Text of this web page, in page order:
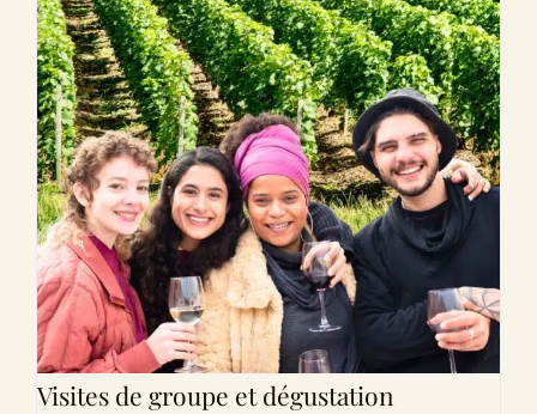
Visites de groupe et dégustation